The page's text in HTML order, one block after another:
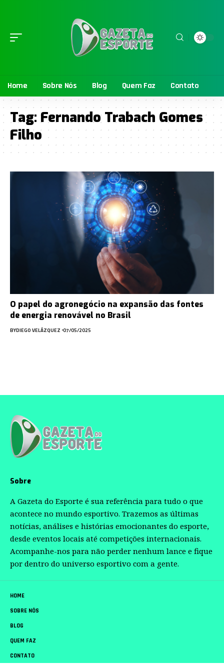
Home Sobre Nós Blog Quem Faz Contato
Tag: Fernando Trabach Gomes
Filho
O papel do agronegócio na expansão das fontes
de energia renovável no Brasil
BYDIEGO VELÁZQUEZ 07/05/2025
Sobre
A Gazeta do Esporte é sua referência para tudo o que
acontece no mundo esportivo. Trazemos as últimas
notícias, análises e histórias emocionantes do esporte,
desde eventos locais até competições internacionais.
Acompanhe-nos para não perder nenhum lance e fique
por dentro do universo esportivo com a gente.
HOME
SOBRE NÓS
BLOG
QUEM FAZ
CONTATO